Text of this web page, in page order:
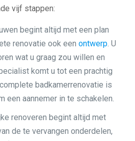
vijf stappen:
begint altijd met een plan
renovatie ook een ontwerp. U
wat u graag zou willen en
komt u tot een prachtig
badkamerrenovatie is
een aannemer in te schakelen.
renoveren begint altijd met
de te vervangen onderdelen,